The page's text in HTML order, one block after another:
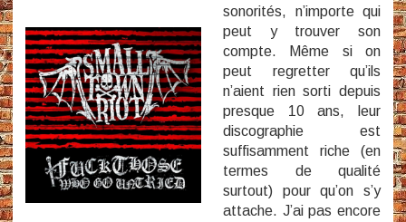
sonorités, n’importe qui
peut y trouver son
compte. Même si on
peut regretter qu’ils
n’aient rien sorti depuis
presque 10 ans, leur
discographie est
suffisamment riche (en
termes de qualité
surtout) pour qu’on s’y
attache. J’ai pas encore